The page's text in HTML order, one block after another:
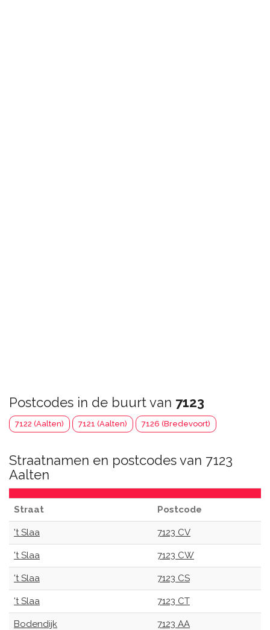
Postcodes in de buurt van 7123
7122 (Aalten) 7121 (Aalten) 7126 (Bredevoort)
Straatnamen en postcodes van 7123
Aalten
Straat Postcode
't Slaa 7123 CV
't Slaa 7123 CW
't Slaa 7123 CS
't Slaa 7123 CT
Bodendijk 7123 AA